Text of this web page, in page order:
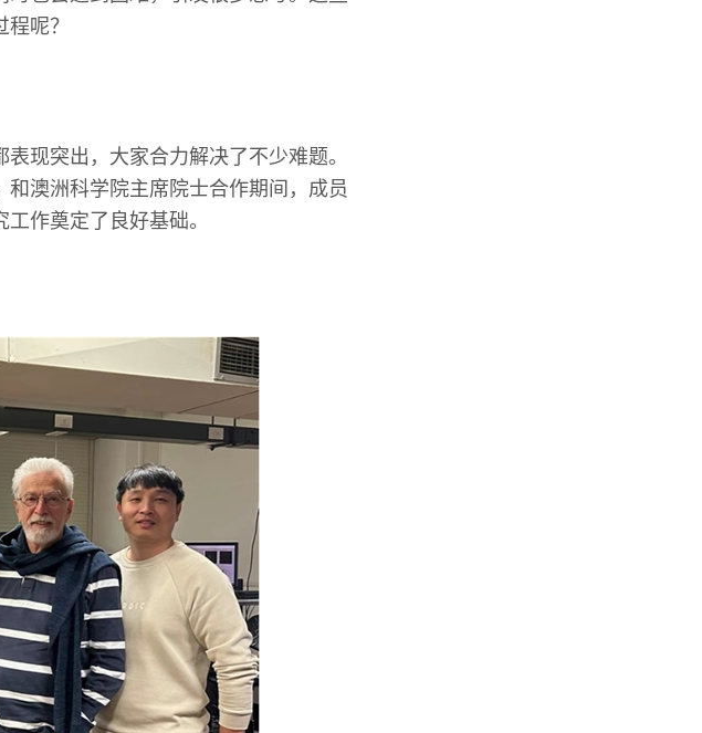
呢？
现突出，大家合力解决了不少难题。
澳洲科学院主席院士合作期间，成员
作奠定了良好基础。